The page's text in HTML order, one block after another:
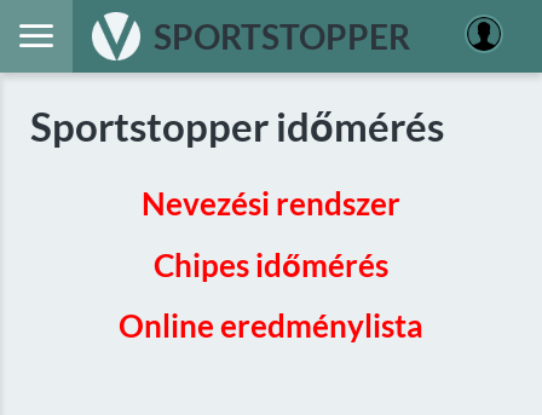
SPORTSTOPPER
Sportstopper időmérés
Nevezési rendszer
Chipes időmérés
Online eredménylista